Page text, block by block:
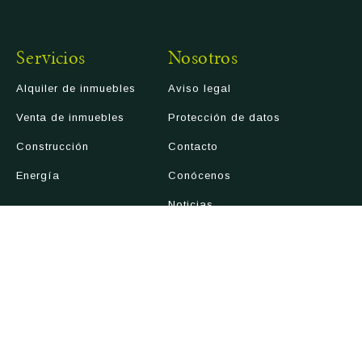
Servicios
Alquiler de inmuebles
Venta de inmuebles
Construcción
Energía
Nosotros
Aviso legal
Protección de datos
Contacto
Conócenos
Noticias